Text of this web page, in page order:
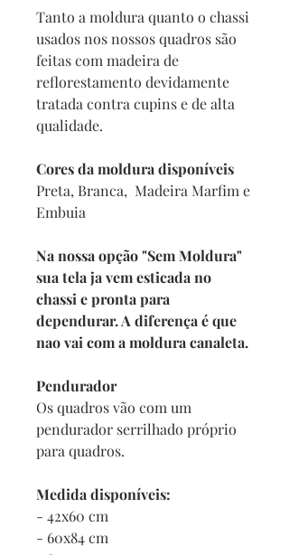
Tanto a moldura quanto o chassi
usados nos nossos quadros são
feitas com madeira de
reflorestamento devidamente
tratada contra cupins e de alta
qualidade.
Cores da moldura disponíveis
Preta, Branca, Madeira Marfim e
Embuia
Na nossa opção "Sem Moldura"
sua tela ja vem esticada no
chassi e pronta para
dependurar. A diferença é que
nao vai com a moldura canaleta.
Pendurador
Os quadros vão com um
pendurador serrilhado próprio
para quadros.
Medida disponíveis:
- 42x60 cm
- 60x84 cm